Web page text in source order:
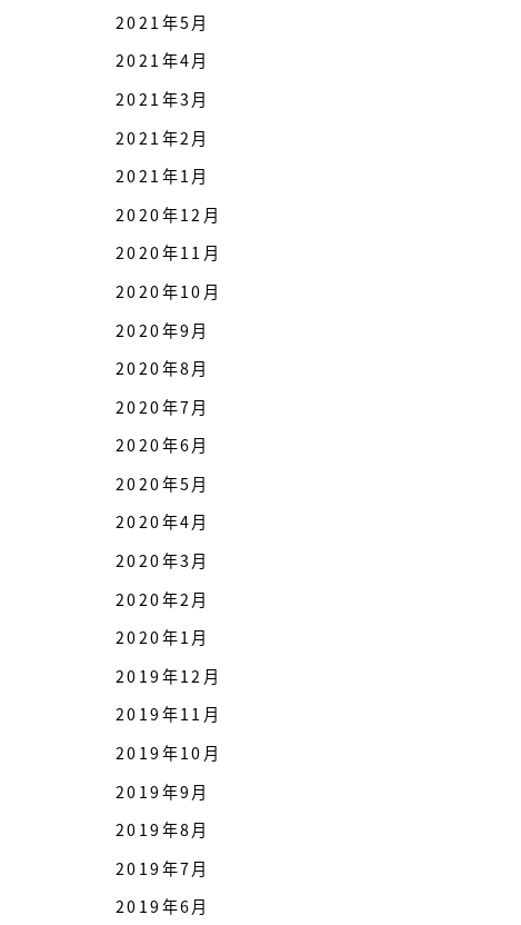
2021年5月
2021年4月
2021年3月
2021年2月
2021年1月
2020年12月
2020年11月
2020年10月
2020年9月
2020年8月
2020年7月
2020年6月
2020年5月
2020年4月
2020年3月
2020年2月
2020年1月
2019年12月
2019年11月
2019年10月
2019年9月
2019年8月
2019年7月
2019年6月